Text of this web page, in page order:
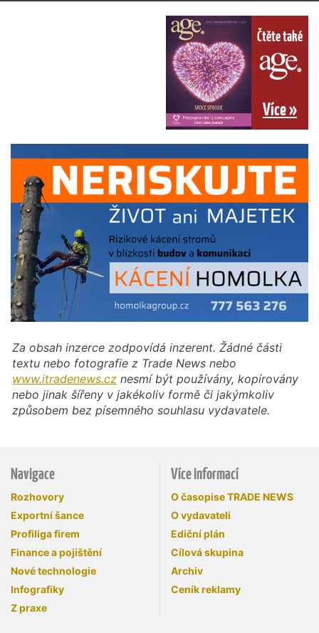
Čtěte také
Více »
Za obsah inzerce zodpovídá inzerent. Žádné části
textu nebo fotografie z Trade News nebo
www.itradenews.cz nesmí být používány, kopírovány
nebo jinak šířeny v jakékoliv formě či jakýmkoliv
způsobem bez písemného souhlasu vydavatele.
Navigace
Rozhovory
Exportní šance
Profiliga firem
Finance a pojištění
Nové technologie
Infografiky
Z praxe
Více informací
O časopise TRADE NEWS
O vydavateli
Ediční plán
Cílová skupina
Archiv
Ceník reklamy